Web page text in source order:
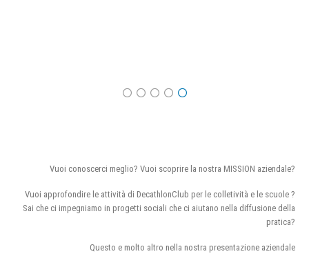
Vuoi conoscerci meglio? Vuoi scoprire la nostra MISSION aziendale?
Vuoi approfondire le attività di DecathlonClub per le colletività e le scuole ?
Sai che ci impegniamo in progetti sociali che ci aiutano nella diffusione della
pratica?
Questo e molto altro nella nostra presentazione aziendale